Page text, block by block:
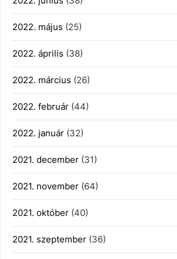
2022. május (25)
2022. április (38)
2022. március (26)
2022. február (44)
2022. január (32)
2021. december (31)
2021. november (64)
2021. október (40)
2021. szeptember (36)